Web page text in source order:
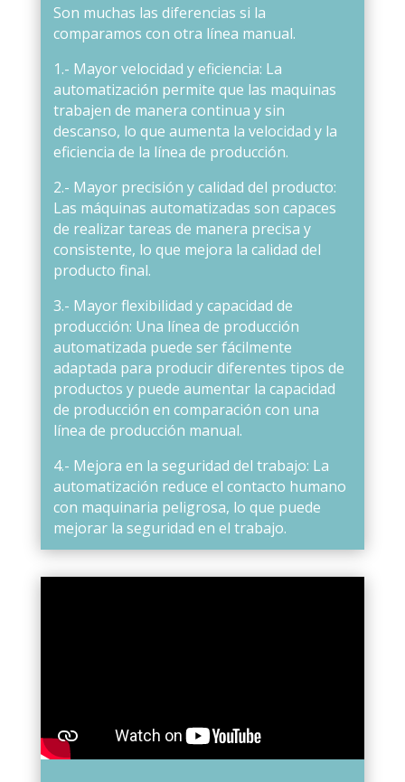
Son muchas las diferencias si la
comparamos con otra línea manual.
1.- Mayor velocidad y eficiencia: La
automatización permite que las maquinas
trabajen de manera continua y sin
descanso, lo que aumenta la velocidad y la
eficiencia de la línea de producción.
2.- Mayor precisión y calidad del producto:
Las máquinas automatizadas son capaces
de realizar tareas de manera precisa y
consistente, lo que mejora la calidad del
producto final.
3.- Mayor flexibilidad y capacidad de
producción: Una línea de producción
automatizada puede ser fácilmente
adaptada para producir diferentes tipos de
productos y puede aumentar la capacidad
de producción en comparación con una
línea de producción manual.
4.- Mejora en la seguridad del trabajo: La
automatización reduce el contacto humano
con maquinaria peligrosa, lo que puede
mejorar la seguridad en el trabajo.